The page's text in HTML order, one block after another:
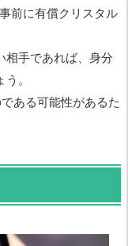
前に有償クリスタル
相手であれば、身分
。
ある可能性があるた